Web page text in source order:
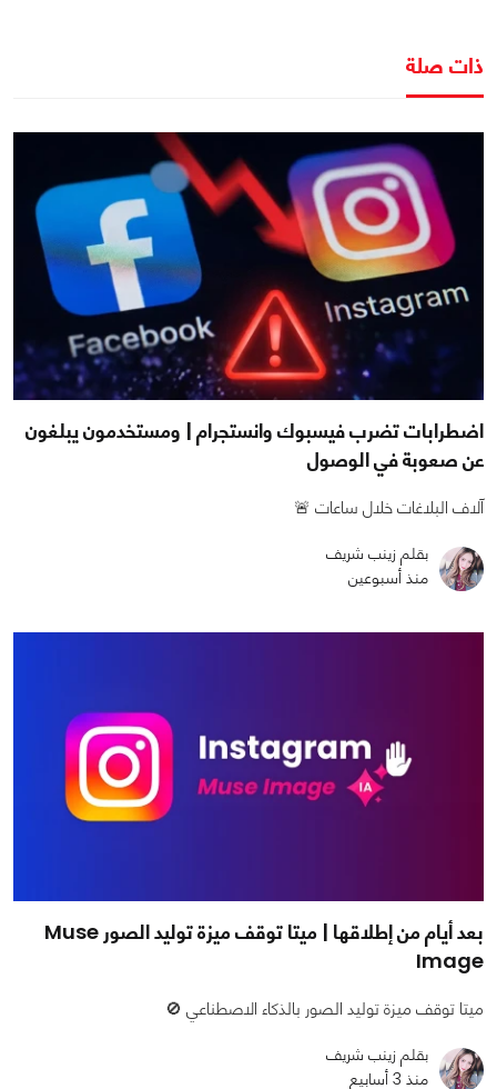
ذات صلة
اضطرابات تضرب فيسبوك وانستجرام | ومستخدمون يبلغون
عن صعوبة في الوصول
آلاف البلاغات خلال ساعات 🚨
بقلم زينب شريف
منذ أسبوعين
بعد أيام من إطلاقها | ميتا توقف ميزة توليد الصور Muse
Image
ميتا توقف ميزة توليد الصور بالذكاء الاصطناعي 🚫
بقلم زينب شريف
منذ 3 أسابيع